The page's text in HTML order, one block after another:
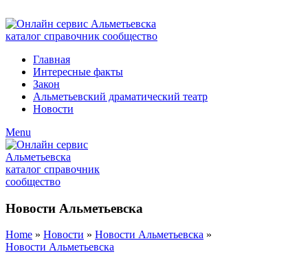
Главная
Интересные факты
Закон
Альметьевский драматический театр
Новости
Menu
Новости Альметьевска
Home » Новости » Новости Альметьевска »
Новости Альметьевска